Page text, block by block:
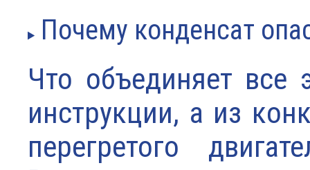
Почему конденсат
Что объединяет все
инструкции, а из
перегретого